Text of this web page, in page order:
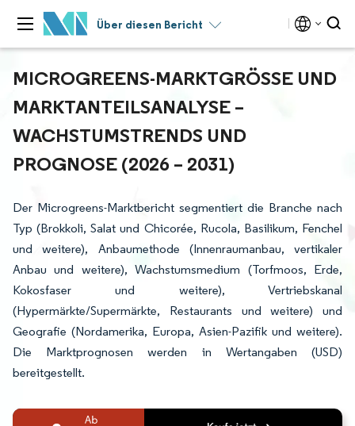
Über diesen Bericht
MICROGREENS-MARKTGRÖSSE UND M
ARKTANTEILSANALYSE – W
ACHSTUMSTRENDS UND P
ROGNOSE (2026 – 2031)
Der Microgreens-Marktbericht segmentiert die Branche nach
Typ (Brokkoli, Salat und Chicorée, Rucola, Basilikum, Fenchel
und weitere), Anbaumethode (Innenraumanbau, vertikaler
Anbau und weitere), Wachstumsmedium (Torfmoos, Erde,
Kokosfaser und weitere), Vertriebskanal
(Hypermärkte/Supermärkte, Restaurants und weitere) und
Geografie (Nordamerika, Europa, Asien-Pazifik und weitere).
Die Marktprognosen werden in Wertangaben (USD)
bereitgestellt.